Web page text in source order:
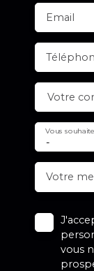
Email
Votre
-
Vous
Votre
vous